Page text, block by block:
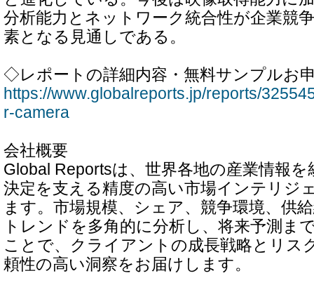
分析能力とネットワーク統合性が企業競
素となる見通しである。
◇レポートの詳細内容・無料サンプルお
https://www.globalreports.jp/reports/
r-camera
会社概要
Global Reportsは、世界各地の産業情報
決定を支える精度の高い市場インテリジ
ます。市場規模、シェア、競争環境、供
トレンドを多角的に分析し、将来予測ま
ことで、クライアントの成長戦略とリス
頼性の高い洞察をお届けします。